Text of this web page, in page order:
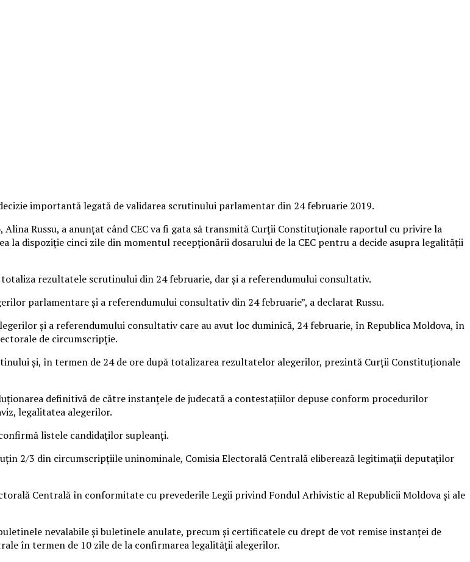
importantă legată de validarea scrutinului parlamentar din 24 februarie 2019.
Alina Russu, a anunțat când CEC va fi gata să transmită Curții Constituționale raportul cu privire la
dispoziție cinci zile din momentul recepționării dosarului de la CEC pentru a decide asupra legalității
rezultatele scrutinului din 24 februarie, dar și a referendumului consultativ.
parlamentare și a referendumului consultativ din 24 februarie”, a declarat Russu.
și a referendumului consultativ care au avut loc duminică, 24 februarie, în Republica Moldova, în
de circumscripție.
și, în termen de 24 de ore după totalizarea rezultatelor alegerilor, prezintă Curţii Constituţionale
definitivă de către instanţele de judecată a contestaţiilor depuse conform procedurilor
legalitatea alegerilor.
listele candidaţilor supleanţi.
2/3 din circumscripţiile uninominale, Comisia Electorală Centrală eliberează legitimaţii deputaţilor
Centrală în conformitate cu prevederile Legii privind Fondul Arhivistic al Republicii Moldova şi ale
nevalabile şi buletinele anulate, precum şi certificatele cu drept de vot remise instanţei de
în termen de 10 zile de la confirmarea legalităţii alegerilor.